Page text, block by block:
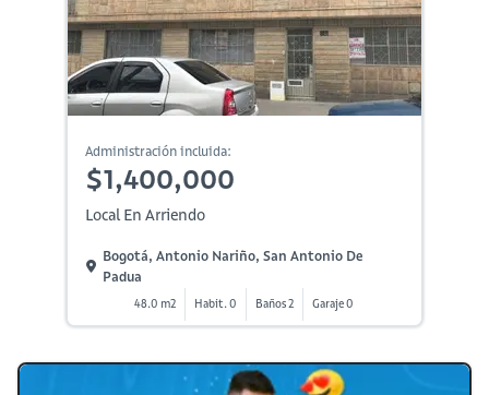
Administración incluida:
$1,400,000
Local En Arriendo
Bogotá, Antonio Nariño, San Antonio De
Padua
48.0 m2 Habit. 0 Baños 2 Garaje 0